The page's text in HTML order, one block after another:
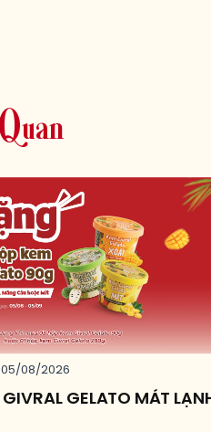
Quan
05/08/2026
GELATO MÁT